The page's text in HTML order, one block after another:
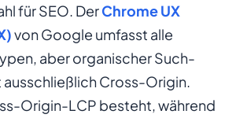
für SEO. DerChrome UX
von Google umfasst alle
aber organischer Such-
ausschließlich Cross-Origin.
Origin-LCP besteht, während